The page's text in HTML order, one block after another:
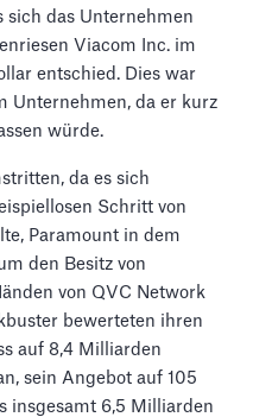
sich das Unternehmen
Viacom Inc. im
entschied. Dies war
Unternehmen, da er kurz
würde.
da es sich
Schritt von
Paramount in dem
den Besitz von
von QVC Network
bewerteten ihren
auf 8,4 Milliarden
sein Angebot auf 105
insgesamt 6,5 Milliarden